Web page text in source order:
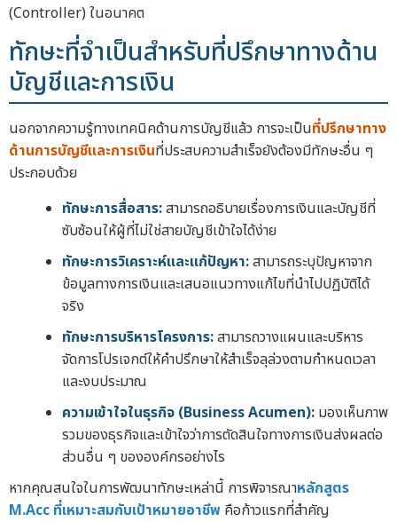
(Controller) ในอนาคต
ทักษะที่จำเป็นสำหรับที่ปรึกษาทางด้าน
บัญชีและการเงิน
นอกจากความรู้ทางเทคนิคด้านการบัญชีแล้ว การจะเป็นที่ปรึกษาทาง
ด้านการบัญชีและการเงินที่ประสบความสำเร็จยังต้องมีทักษะอื่น ๆ
ประกอบด้วย
ทักษะการสื่อสาร:สามารถอธิบายเรื่องการเงินและบัญชีที่
ซับซ้อนให้ผู้ที่ไม่ใช่สายบัญชีเข้าใจได้ง่าย
ทักษะการวิเคราะห์และแก้ปัญหา:สามารถระบุปัญหาจาก
ข้อมูลทางการเงินและเสนอแนวทางแก้ไขที่นำไปปฏิบัติได้
จริง
ทักษะการบริหารโครงการ:สามารถวางแผนและบริหาร
จัดการโปรเจกต์ให้คำปรึกษาให้สำเร็จลุล่วงตามกำหนดเวลา
และงบประมาณ
ความเข้าใจในธุรกิจ (Business Acumen): มองเห็นภาพ
รวมของธุรกิจและเข้าใจว่าการตัดสินใจทางการเงินส่งผลต่อ
ส่วนอื่น ๆ ขององค์กรอย่างไร
หากคุณสนใจในการพัฒนาทักษะเหล่านี้ การพิจารณาหลักสูตร
M.Acc ที่เหมาะสมกับเป้าหมายอาชีพ คือก้าวแรกที่สำคัญ